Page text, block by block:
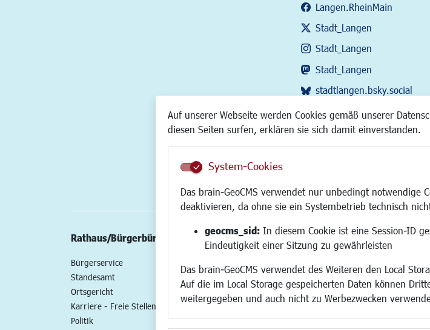
Auf unserer Webseite werden Cookies gemäß unserer
diesen Seiten surfen, erklären sie sich damit einverstanden.
System-Cookies
Das brain-GeoCMS verwendet nur unbedingt notwendige
deaktivieren, da ohne sie ein Systembetrieb technisch
geocms_sid: In diesem Cookie ist eine Session-ID
Eindeutigkeit einer Sitzung zu gewährleisten
Das brain-GeoCMS verwendet des Weiteren den Local
Auf die im Local Storage gespeicherten Daten können
weitergegeben und auch nicht zu Werbezwecken
Langen.RheinMain
Stadt_Langen
Stadt_Langen
Stadt_Langen
stadtlangen.bsky.social
RSS-Feed
Rathaus/Bürgerbüro
Bürgerservice
Standesamt
Ortsgericht
Karriere - Freie Stellen
Politik
Wirtschaft/Stadtentwicklung
Gewerbeflächen und Immobilien
Handel und Gastronomie
Familie/Soziales
Senioren/Haltestelle